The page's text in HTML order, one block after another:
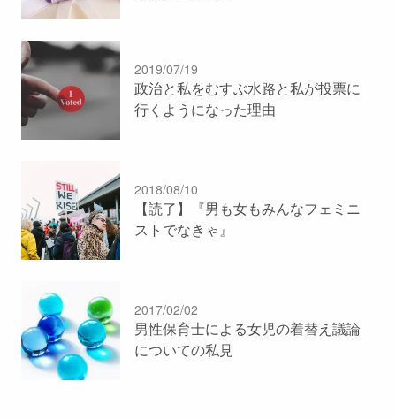
2019/07/19
政治と私をむすぶ水路と私が投票に
行くようになった理由
2018/08/10
【読了】『男も女もみんなフェミニ
ストでなきゃ』
2017/02/02
男性保育士による女児の着替え議論
についての私見